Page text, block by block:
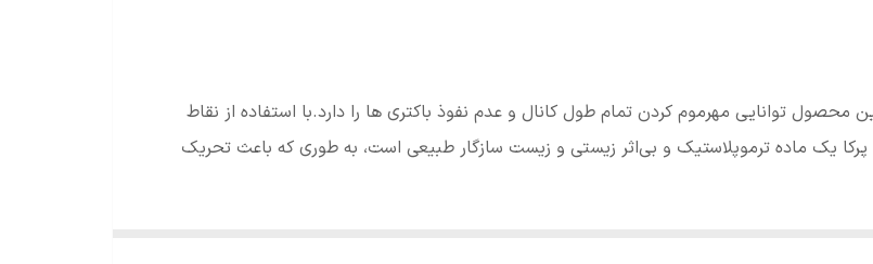
محصول توانایی مهرموم کردن تمام طول کانال و عدم نفوذ باکتری ها را دارد.با استفاده از نقاط
پرکا یک ماده ترموپلاستیک و بی‌اثر زیستی و زیست سازگار طبیعی است، به طوری که باعث تحریک